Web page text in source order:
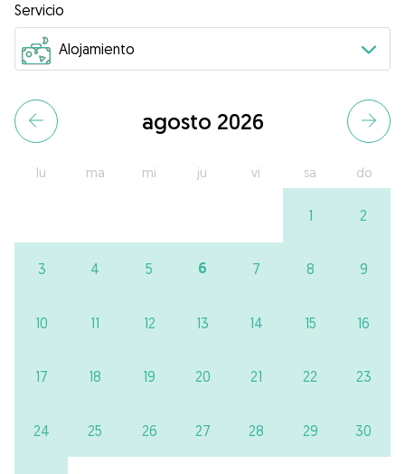
Servicio
agosto 2026
lu ma mi ju vi sa do
1 2
3 4 5 6 7 8 9
10 11 12 13 14 15 16
17 18 19 20 21 22 23
24 25 26 27 28 29 30